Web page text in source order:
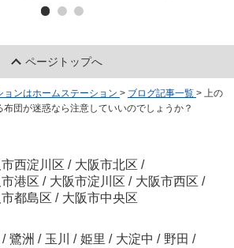
ページトップへ
ンはホームステーション > ブログ記事一覧 >
上の
団が迷惑なら注意していいのでしょうか？
西淀川区 / 大阪市北区 /
港区 / 大阪市淀川区 / 大阪市西区 /
都島区 / 大阪市中央区
/ 鷺洲 / 玉川 / 姫里 / 大淀中 / 野田 /